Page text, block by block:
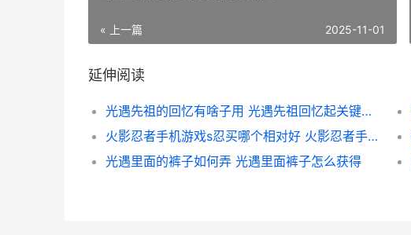
« 上一篇 2025-11-01
延伸阅读
光遇先祖的回忆有啥子用 光遇先祖回忆起关键的一步
火影忍者手机游戏s忍买哪个相对好 火影忍者手机游戏视频平民玩家
光遇里面的裤子如何弄 光遇里面裤子怎么获得